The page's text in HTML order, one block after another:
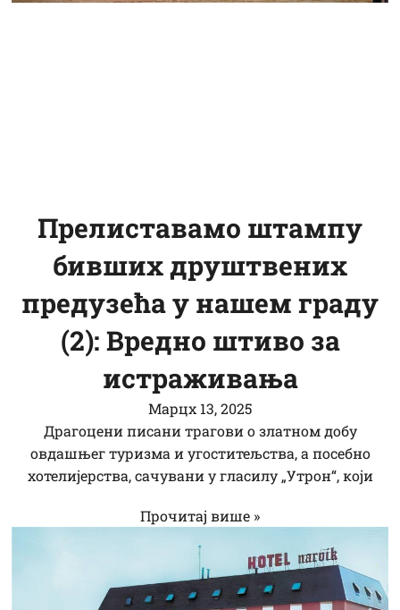
Прелиставамо штампу
бивших друштвених
предузећа у нашем граду
(2): Вредно штиво за
истраживања
Марцх 13, 2025
Драгоцени писани трагови о златном добу
овдашњег туризма и угоститељства, а посебно
хотелијерства, сачувани у гласилу „Утрон“, који
Прочитај више »